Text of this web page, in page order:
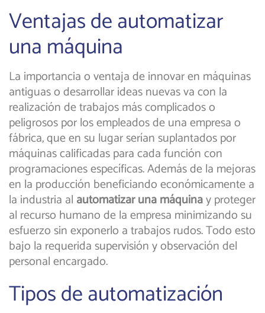
Ventajas de automatizar
una máquina
La importancia o ventaja de innovar en máquinas
antiguas o desarrollar ideas nuevas va con la
realización de trabajos más complicados o
peligrosos por los empleados de una empresa o
fábrica, que en su lugar serían suplantados por
máquinas calificadas para cada función con
programaciones específicas. Además de la mejoras
en la producción beneficiando económicamente a
la industria al automatizar una máquinay proteger
al recurso humano de la empresa minimizando su
esfuerzo sin exponerlo a trabajos rudos. Todo esto
bajo la requerida supervisión y observación del
personal encargado.
Tipos de automatización